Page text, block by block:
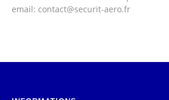
email: contact@securit-aero.fr